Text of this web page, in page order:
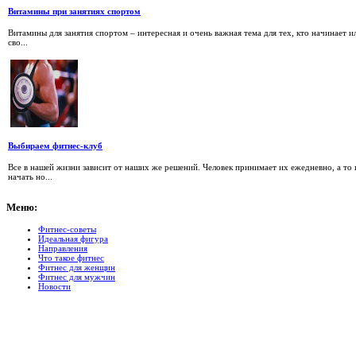
Витамины при занятиях спортом
Витамины для занятия спортом – интересная и очень важная тема для тех, кто начинает
сво...
Выбираем фитнес-клуб
Все в нашей жизни зависит от наших же решений. Человек принимает их ежедневно, а
начать но...
Меню:
Фитнес-советы
Идеальная фигура
Направления
Что такое фитнес
Фитнес для женщин
Фитнес для мужчин
Новости